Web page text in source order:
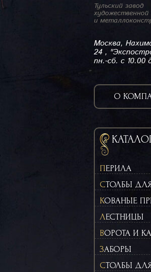
Тульский завод
художественной
и
Москва,
24 ,
пн.-сб. с 10.00
О
ПЕРИЛА
СТОЛБЫ
КОВАНЫЕ
ЛЕСТНИЦЫ
ВОРОТА И
ЗАБОРЫ
СТОЛБЫ